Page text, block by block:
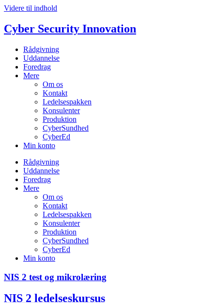
Videre til indhold
Cyber Security Innovation
Rådgivning
Uddannelse
Foredrag
Mere
Om os
Kontakt
Ledelsespakken
Konsulenter
Produktion
CyberSundhed
CyberEd
Min konto
Rådgivning
Uddannelse
Foredrag
Mere
Om os
Kontakt
Ledelsespakken
Konsulenter
Produktion
CyberSundhed
CyberEd
Min konto
NIS 2 test og mikrolæring
NIS 2 ledelseskursus